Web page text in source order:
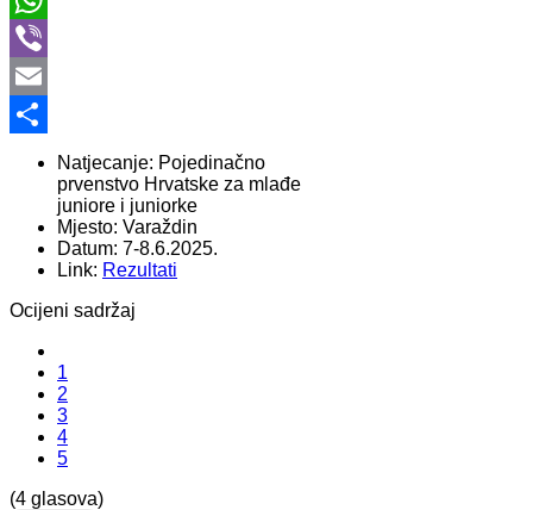
WhatsApp
Viber
Email
Share
Natjecanje: Pojedinačno
prvenstvo Hrvatske za mlađe
juniore i juniorke
Mjesto: Varaždin
Datum: 7-8.6.2025.
Link: Rezultati
Ocijeni sadržaj
1
2
3
4
5
(4 glasova)